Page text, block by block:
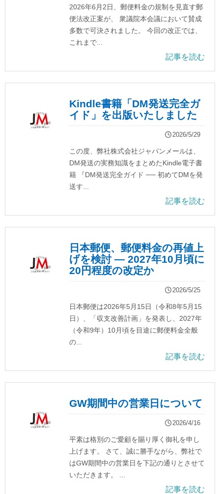
2026年6月2日、郵便料金の規制を見直す郵
便法改正案が、 衆議院本会議において賛成
多数で可決されました。 今回の改正では、
これまで...
記事を読む
Kindle書籍「DM発送完全ガ
イド」を出版いたしました
2026/5/29
この度、弊社株式会社ジャパンメールは、
DM発送の実務知識をまとめたKindle電子書
籍 『DM発送完全ガイド ── 初めてDMを発
送す...
記事を読む
日本郵便、郵便料金の再値上
げを検討 ― 2027年10月頃に
20円程度の改定か
2026/5/25
日本郵便は2026年5月15日（令和8年5月15
日）、「収支改善計画」を発表し、2027年
（令和9年）10月頃を目途に郵便料金全般
の...
記事を読む
GW期間中の営業日について
2026/4/16
平素は格別のご愛顧を賜り厚く御礼を申し
上げます。 さて、誠に勝手ながら、弊社で
はGW期間中の営業日を下記の通りとさせて
いただきます。 ...
記事を読む